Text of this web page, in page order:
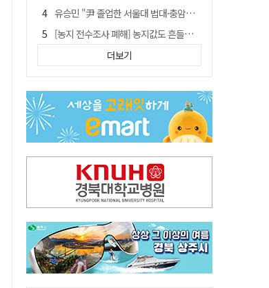
유승민 "尹 졸업한 서울대 법대·충암고도 없애야"…李 육사 통합 직격
[농지 전수조사 폐해] 농지값도 흔들리나…"도지 막히면 헐값 매물 나올 수도"
지역활성화 펀드 9호…포항 AI 데이터센터에 6천억 투입
경북 영천시, 9월부터 11월까지 반값 여행 혜택 제공
아쉬운 태클
'솔리다임 IPO 추진설' SK하이닉스, 주가 9% 급락
더보기